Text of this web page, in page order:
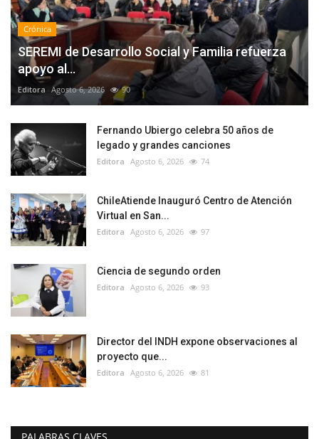
Crónica
SEREMI de Desarrollo Social y Familia refuerza
apoyo al...
Editora Agosto 6, 2026 90
Fernando Ubiergo celebra 50 años de
legado y grandes canciones
Editora Agosto 6, 2026 74
ChileAtiende Inauguró Centro de Atención
Virtual en San...
Editora Agosto 6, 2026 97
Ciencia de segundo orden
Editora Agosto 6, 2026 93
Director del INDH expone observaciones al
proyecto que...
Editora Agosto 6, 2026 81